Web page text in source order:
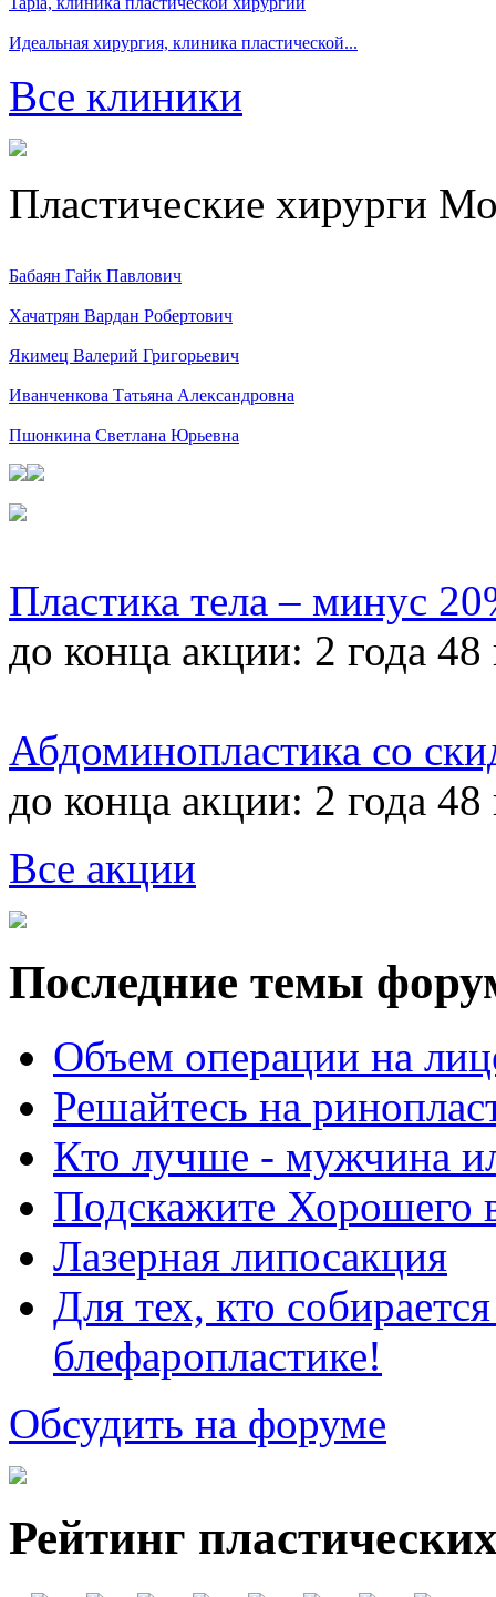
Идеальная хирургия, клиника пластической...
Все клиники
Пластические хирурги
Бабаян Гайк Павлович
Хачатрян Вардан Робертович
Якимец Валерий Григорьевич
Иванченкова Татьяна Александровна
Пшонкина Светлана Юрьевна
Пластика тела – минус
до конца акции: 2 года 48
Абдоминопластика со
до конца акции: 2 года 48
Все акции
Последние темы
Объем операции на
Решайтесь на
Кто лучше - мужчина
Подскажите Хорошего
Лазерная липосакция
Для тех, кто
блефаропластике!
Обсудить на форуме
Рейтинг